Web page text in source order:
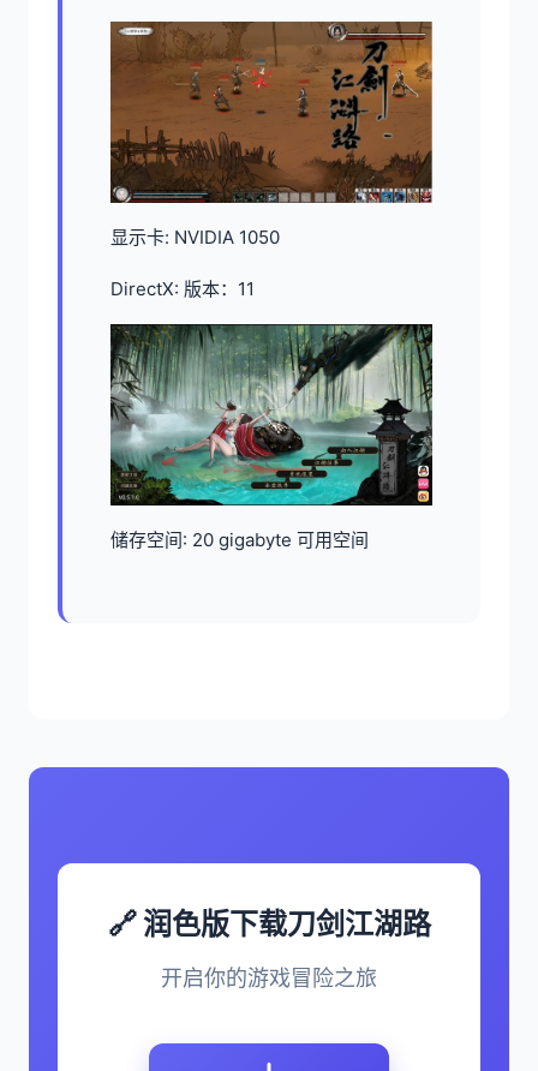
显示卡: NVIDIA 1050
DirectX: 版本：11
储存空间: 20 gigabyte 可用空间
🔗 润色版下载刀剑江湖路
开启你的游戏冒险之旅